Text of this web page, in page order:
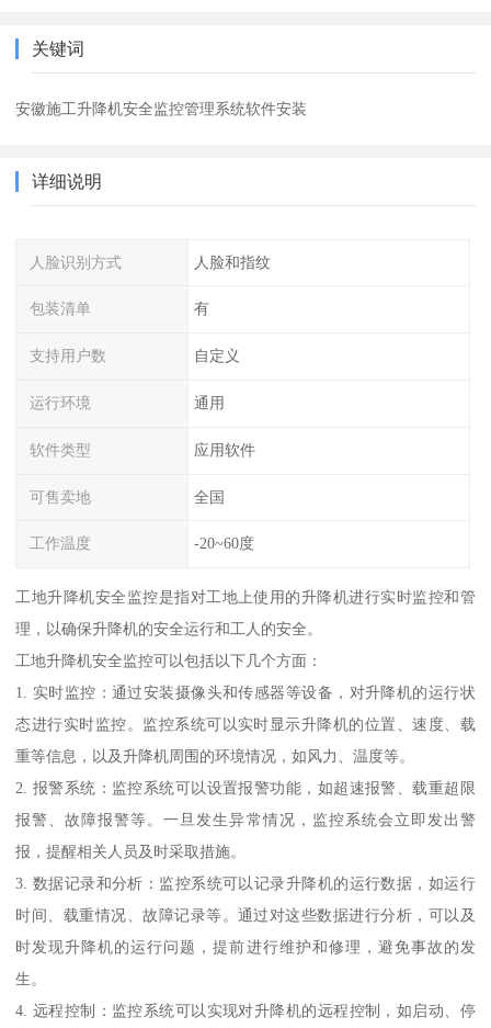
关键词
安徽施工升降机安全监控管理系统软件安装
详细说明
人脸识别方式 人脸和指纹
包装清单 有
支持用户数 自定义
运行环境 通用
软件类型 应用软件
可售卖地 全国
工作温度 -20~60度
工地升降机安全监控是指对工地上使用的升降机进行实时监控和管
理，以确保升降机的安全运行和工人的安全。
工地升降机安全监控可以包括以下几个方面：
1. 实时监控：通过安装摄像头和传感器等设备，对升降机的运行状
态进行实时监控。监控系统可以实时显示升降机的位置、速度、载
重等信息，以及升降机周围的环境情况，如风力、温度等。
2. 报警系统：监控系统可以设置报警功能，如超速报警、载重超限
报警、故障报警等。一旦发生异常情况，监控系统会立即发出警
报，提醒相关人员及时采取措施。
3. 数据记录和分析：监控系统可以记录升降机的运行数据，如运行
时间、载重情况、故障记录等。通过对这些数据进行分析，可以及
时发现升降机的运行问题，提前进行维护和修理，避免事故的发
生。
4. 远程控制：监控系统可以实现对升降机的远程控制，如启动、停